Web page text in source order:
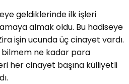
geldiklerinde ilk işleri
almak oldu. Bu hadiseye
işin ucunda üç cinayet vardı.
ne kadar para
her cinayet başına külliyetli